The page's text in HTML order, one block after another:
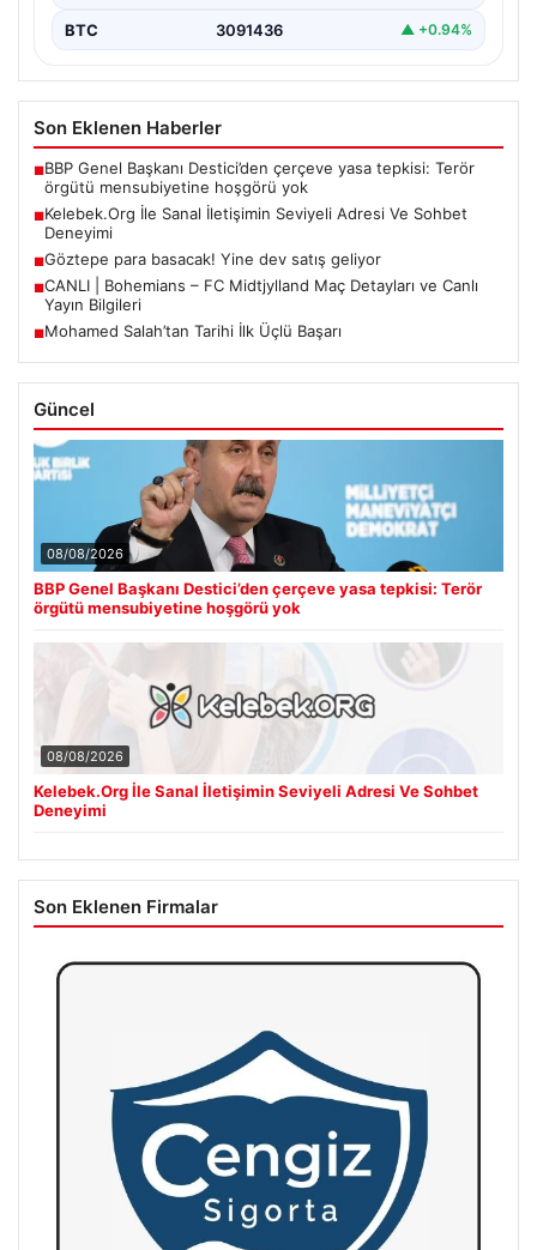
BTC 3091436 ▲ +0.94%
Son Eklenen Haberler
■BBP Genel Başkanı Destici’den çerçeve yasa tepkisi: Terör
örgütü mensubiyetine hoşgörü yok
■Kelebek.Org İle Sanal İletişimin Seviyeli Adresi Ve Sohbet
Deneyimi
■Göztepe para basacak! Yine dev satış geliyor
■CANLI | Bohemians – FC Midtjylland Maç Detayları ve Canlı
Yayın Bilgileri
■Mohamed Salah’tan Tarihi İlk Üçlü Başarı
Güncel
08/08/2026
BBP Genel Başkanı Destici’den çerçeve yasa tepkisi: Terör
örgütü mensubiyetine hoşgörü yok
08/08/2026
Kelebek.Org İle Sanal İletişimin Seviyeli Adresi Ve Sohbet
Deneyimi
Son Eklenen Firmalar